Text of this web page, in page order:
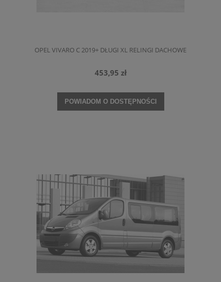
OPEL VIVARO C 2019+ DŁUGI XL RELINGI DACHOWE
453,95 zł
POWIADOM O DOSTĘPNOŚCI